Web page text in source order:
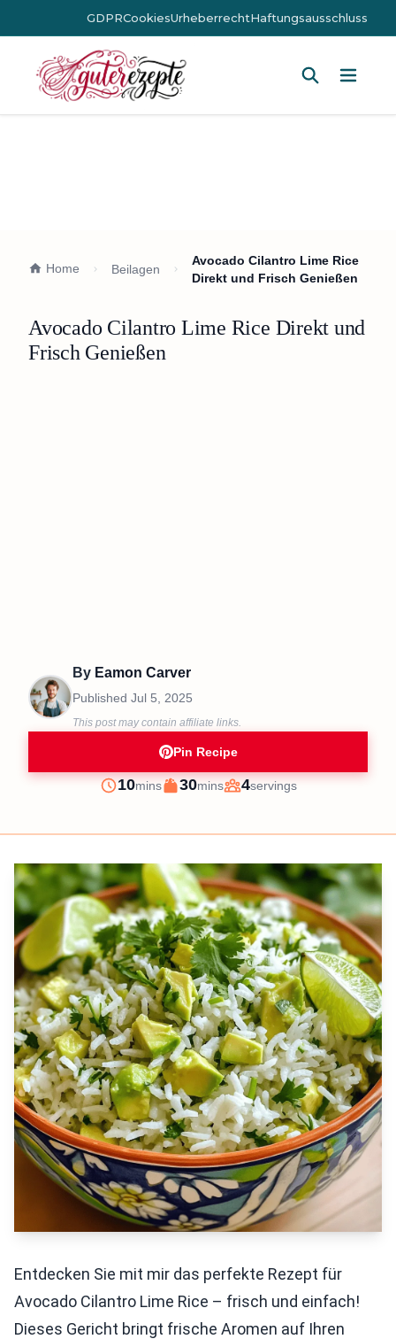
GDPRCookiesUrheberrechtHaftungsausschluss
Home Beilagen
Avocado Cilantro Lime Rice
Direkt und Frisch Genießen
Avocado Cilantro Lime Rice Direkt und
Frisch Genießen
By Eamon Carver
Published Jul 5, 2025
This post may contain affiliate links.
Pin Recipe
Prep
10minutes
mins
Cook
30minutes
mins
Servings
4servings
Entdecken Sie mit mir das perfekte Rezept für
Avocado Cilantro Lime Rice – frisch und einfach!
Dieses Gericht bringt frische Aromen auf Ihren